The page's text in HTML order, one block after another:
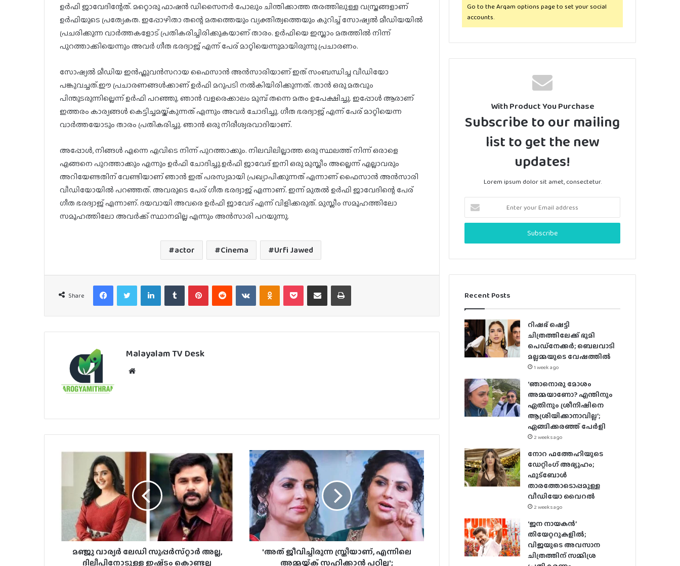
ഉർഫി ജാവേദിന്റേത്. മറ്റൊരു ഫാഷൻ ഡിസൈനർ പോലും ചിന്തിക്കാത്ത തരത്തിലുള്ള വസ്ത്രങ്ങളാണ്
ഉർഫിയുടെ പ്രത്യേകത. ഇപ്പോഴിതാ തന്റെ മതത്തെയും വ്യക്തിത്വത്തെയും കുറിച്ച് സോഷ്യൽ മീഡിയയിൽ
പ്രചരിക്കുന്ന വാർത്തകളോട് പ്രതികരിച്ചിരിക്കുകയാണ് താരം. ഉർഫിയെ ഇസ്ലാം മതത്തിൽ നിന്ന്
പുറത്താക്കിയെന്നും അവർ ഗീത ഭരദ്വാജ് എന്ന് പേര് മാറ്റിയെന്നുമായിരുന്നു പ്രചാരണം.
സോഷ്യൽ മീഡിയ ഇൻഫ്ലുവൻസറായ ഫൈസാൻ അൻസാരിയാണ് ഇത് സംബന്ധിച്ച വീഡിയോ
പങ്കുവച്ചത്.ഈ പ്രചാരണങ്ങൾക്കാണ് ഉർഫി മറുപടി നൽകിയിരിക്കുന്നത്. താൻ ഒരു മതവും
പിന്തുടരുന്നില്ലെന്ന് ഉർഫി പറഞ്ഞു. ഞാൻ വളരെക്കാലം മുമ്പ് തന്നെ മതം ഉപേക്ഷിച്ചു. ഇപ്പോൾ ആരാണ്
ഇത്തരം കാര്യങ്ങൾ കെട്ടിച്ചമയ്ക്കുന്നത് എന്നും അവർ ചോദിച്ചു. ഗീത ഭരദ്വാജ് എന്ന് പേര് മാറ്റിയെന്ന
വാർത്തയോടും താരം പ്രതികരിച്ചു. ഞാൻ ഒരു നിരീശ്വരവാദിയാണ്.
അപ്പോൾ, നിങ്ങൾ എന്നെ എവിടെ നിന്ന് പുറത്താക്കും. നിലവിലില്ലാത്ത ഒരു സ്ഥലത്ത് നിന്ന് ഒരാളെ
എങ്ങനെ പുറത്താക്കും എന്നും ഉ‌ർഫി ചോദിച്ചു.ഉർഫി ജാവേദ് ഇനി ഒരു മുസ്ലീം അല്ലെന്ന് എല്ലാവരും
അറിയേണ്ടതിന് വേണ്ടിയാണ് ഞാൻ ഇത് പരസ്യമായി പ്രഖ്യാപിക്കുന്നത് എന്നാണ് ഫൈസാൻ അൻസാരി
വീഡിയോയിൽ പറഞ്ഞത്. അവരുടെ പേര് ഗീത ഭരദ്വാജ് എന്നാണ്. ഇന്ന് മുതൽ ഉർഫി ജാവേദിന്റെ പേര്
ഗീത ഭരദ്വാജ് എന്നാണ്. ദയവായി അവരെ ഉർഫി ജാവേദ് എന്ന് വിളിക്കരുത്. മുസ്ലീം സമൂഹത്തിലോ
സമൂഹത്തിലോ അവർക്ക് സ്ഥാനമില്ല എന്നും അൻസാരി പറയുന്നു.
actor Cinema Urfi Jawed
Share
FacebookTwitter LinkedInTumblr PinterestReddit VKontakteOdnoklassniki
Pocket Share via Email Print
Malayalam TV Desk
മഞ്ജു വാര്യർ ലേഡി സൂപ്പർസ്‌റ്റാർ അല്ല,
ദിലീപിനോടുള്ള ഇഷ്‌ടം കൊണ്ടല്ല
'അത് ജീവിച്ചിരുന്ന സ്ത്രീയാണ്, എന്നിലെ
അമ്മയ്ക്ക് സഹിക്കാന്‍ പറ്റില്ല';
Go to the Arqam options page to set your social
accounts.
With Product You Purchase
Subscribe to our mailing
list to get the new
updates!
Lorem ipsum dolor sit amet, consectetur.
Enter
your
Email
Recent Posts
റിഷഭ് ഷെട്ടി
ചിത്രത്തിലേക്ക് ഭൂമി
പെഡ്‌നേക്കർ; ബെലവാടി
മല്ലമ്മയുടെ വേഷത്തിൽ
1 week ago
‘ഞാനൊരു മോശം
അമ്മയാണോ? എന്തിനും
ഏതിനും ശ്രീനിഷിനെ
ആശ്രിയിക്കാനാവില്ല’;
ഏങ്ങിക്കരഞ്ഞ് പേർളി
2 weeks ago
നോറ ഫത്തേഹിയുടെ
ഡേറ്റിംഗ് അഭ്യൂഹം;
ഫുട്ബോൾ
താരത്തോടൊപ്പമുള്ള
വീഡിയോ വൈറൽ
2 weeks ago
‘ജന നായകൻ’
തിയേറ്ററുകളിൽ;
വിജയുടെ അവസാന
ചിത്രത്തിന് സമ്മിശ്ര